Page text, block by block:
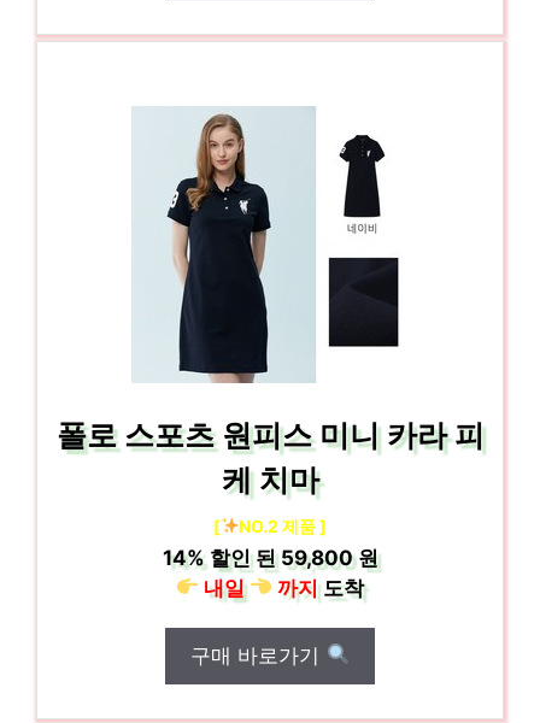
폴로 스포츠 원피스 미니 카라 피
케 치마
[ NO.2 제품 ]
14%할인 된59,800 원
내일
까지도착
구매 바로가기